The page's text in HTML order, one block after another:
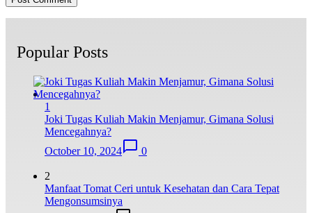
Popular Posts
1
Joki Tugas Kuliah Makin Menjamur, Gimana Solusi
Mencegahnya?
October 10, 2024
0
2
Manfaat Tomat Ceri untuk Kesehatan dan Cara Tepat
Mengonsumsinya